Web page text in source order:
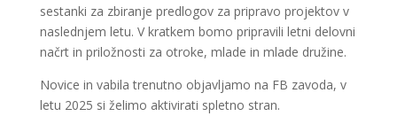
sestanki za zbiranje predlogov za pripravo projektov v
naslednjem letu. V kratkem bomo pripravili letni delovni
načrt in priložnosti za otroke, mlade in mlade družine.
Novice in vabila trenutno objavljamo na FB zavoda, v
letu 2025 si želimo aktivirati spletno stran.